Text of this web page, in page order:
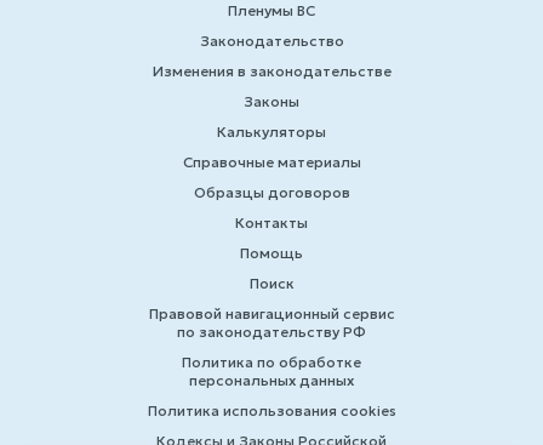
Пленумы ВС
Законодательство
Изменения в законодательстве
Законы
Калькуляторы
Справочные материалы
Образцы договоров
Контакты
Помощь
Поиск
Правовой навигационный сервис
по законодательству РФ
Политика по обработке
персональных данных
Политика использования cookies
Кодексы и Законы Российской